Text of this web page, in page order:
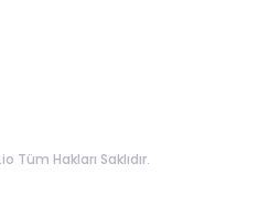
Tüm Hakları Saklıdır.